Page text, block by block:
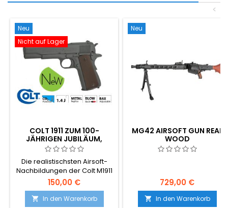
<
Neu
Nicht auf Lager
COLT 1911 ZUM 100-
JÄHRIGEN JUBILÄUM,
PARKERISIERT, CO2-
AIRSOFT
Die realistischsten Airsoft-
Nachbildungen der Colt M1911
auf dem Markt! Cybergun
180532.
150,00 €
 In den Warenkorb
Neu
MG42 AIRSOFT GUN REAL
WOOD
729,00 €
 In den Warenkorb